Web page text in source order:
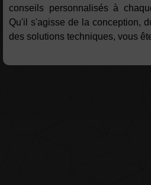
conseils personnalisés à
Qu'il s'agisse de la conception,
des solutions techniques, vous